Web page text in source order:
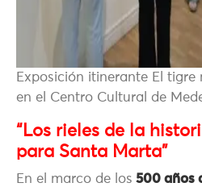
Exposición itinerante El
en el Centro Cultural de
“Los rieles de la
para Santa Marta”
En el marco de los 500 años